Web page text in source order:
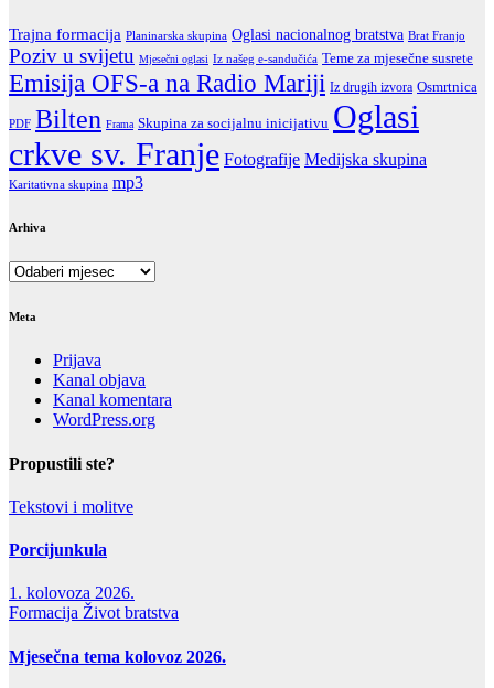
Trajna formacija Planinarska skupina Oglasi nacionalnog bratstva Brat Franjo
Poziv u svijetu Mjesečni oglasi Iz našeg e-sandučića Teme za mjesečne susrete
Emisija OFS-a na Radio Mariji Iz drugih izvora Osmrtnica
PDF Bilten Frama Skupina za socijalnu inicijativu Oglasi
crkve sv. Franje Fotografije Medijska skupina
Karitativna skupina mp3
Arhiva
Arhiva
Meta
Prijava
Kanal objava
Kanal komentara
WordPress.org
Propustili ste?
Tekstovi i molitve
Porcijunkula
1. kolovoza 2026.
Formacija Život bratstva
Mjesečna tema kolovoz 2026.